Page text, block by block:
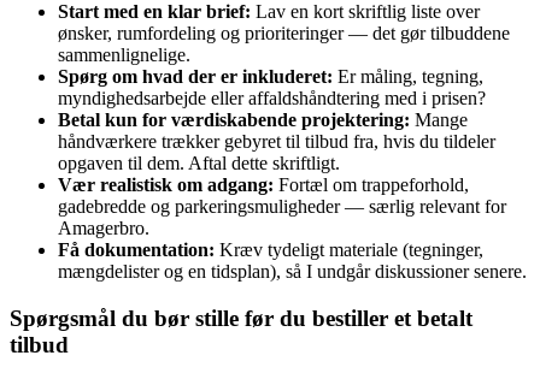
Start med en klar brief: Lav en kort skriftlig liste over
ønsker, rumfordeling og prioriteringer — det gør tilbuddene
sammenlignelige.
Spørg om hvad der er inkluderet: Er måling, tegning,
myndighedsarbejde eller affaldshåndtering med i prisen?
Betal kun for værdiskabende projektering: Mange
håndværkere trækker gebyret til tilbud fra, hvis du tildeler
opgaven til dem. Aftal dette skriftligt.
Vær realistisk om adgang: Fortæl om trappeforhold,
gadebredde og parkeringsmuligheder — særlig relevant for
Amagerbro.
Få dokumentation: Kræv tydeligt materiale (tegninger,
mængdelister og en tidsplan), så I undgår diskussioner senere.
Spørgsmål du bør stille før du bestiller et betalt
tilbud